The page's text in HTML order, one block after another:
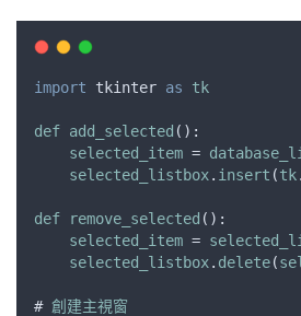
import tkinter as tk
def add_selected ():
selected_item =
selected_listbox. insert (tk.
def remove_selected ():
selected_item =
selected_listbox. delete(
# 創建主視窗